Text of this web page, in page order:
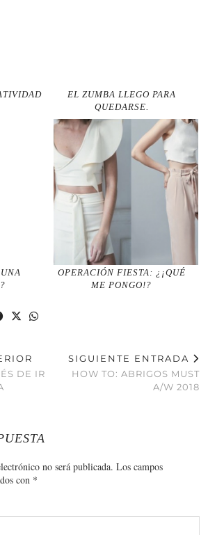
EL ZUMBA LLEGO PARA
QUEDARSE.
OPERACIÓN FIESTA: ¿¡QUÉ
ME PONGO!?
DE IR
SIGUIENTE ENTRADA
HOW TO: ABRIGOS MUST
A/W 2018
no será publicada. Los campos
con *